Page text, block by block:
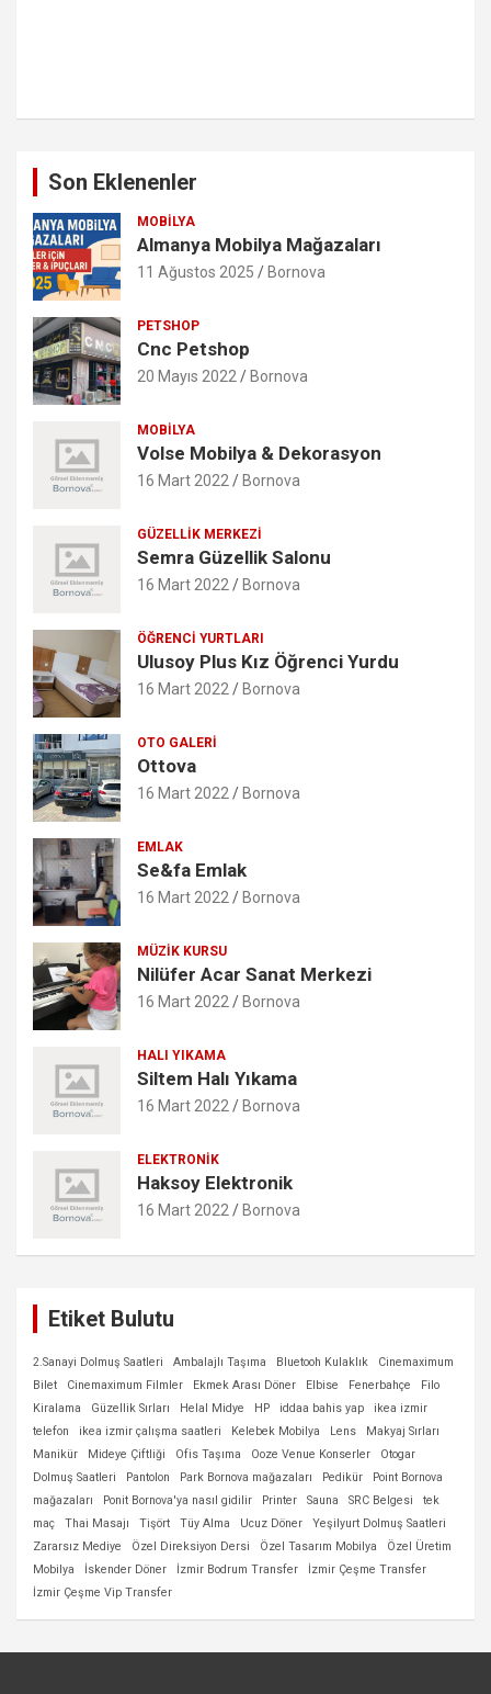
Son Eklenenler
MOBILYA
Almanya Mobilya Mağazaları
11 Ağustos 2025 Bornova
PETSHOP
Cnc Petshop
20 Mayıs 2022 Bornova
MOBILYA
Volse Mobilya & Dekorasyon
16 Mart 2022 Bornova
GÜZELLIK MERKEZI
Semra Güzellik Salonu
16 Mart 2022 Bornova
ÖĞRENCI YURTLARI
Ulusoy Plus Kız Öğrenci Yurdu
16 Mart 2022 Bornova
OTO GALERI
Ottova
16 Mart 2022 Bornova
EMLAK
Se&fa Emlak
16 Mart 2022 Bornova
MÜZIK KURSU
Nilüfer Acar Sanat Merkezi
16 Mart 2022 Bornova
HALI YIKAMA
Siltem Halı Yıkama
16 Mart 2022 Bornova
ELEKTRONIK
Haksoy Elektronik
16 Mart 2022 Bornova
Etiket Bulutu
2.Sanayi Dolmuş Saatleri Ambalajlı Taşıma Bluetooh Kulaklık
Cinemaximum
Bilet
Cinemaximum Filmler Ekmek Arası Döner Elbise Fenerbahçe
Filo
Kiralama
Güzellik Sırları Helal Midye HP iddaa bahis yap
ikea izmir
telefon
ikea izmir çalışma saatleri Kelebek Mobilya Lens
Makyaj Sırları
Manikür
Mideye Çiftliği Ofis Taşıma Ooze Venue Konserler
Otogar
Dolmuş Saatleri
Pantolon Park Bornova mağazaları Pedikür
Point Bornova
mağazaları
Ponit Bornova'ya nasıl gidilir Printer Sauna SRC Belgesi
tek
maç
Thai Masajı Tişört Tüy Alma Ucuz Döner
Yeşilyurt Dolmuş Saatleri
Zararsız Mediye
Özel Direksiyon Dersi Özel Tasarım Mobilya
Özel Üretim
Mobilya
İskender Döner İzmir Bodrum Transfer
İzmir Çeşme Transfer
İzmir Çeşme Vip Transfer